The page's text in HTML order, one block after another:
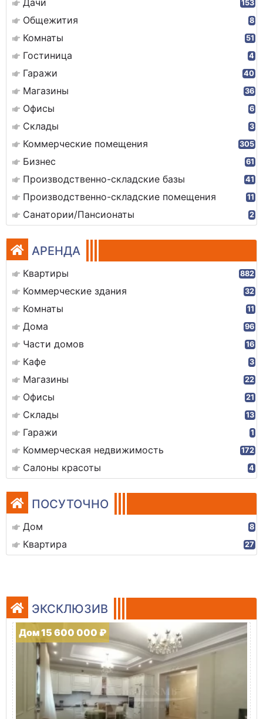
Дачи 153
Общежития 8
Комнаты 51
Гостиница 4
Гаражи 40
Магазины 36
Офисы 6
Склады 3
Коммерческие помещения 305
Бизнес 61
Производственно-складские базы 41
Производственно-складские помещения 11
Санатории/Пансионаты 2
АРЕНДА
Квартиры 882
Коммерческие здания 32
Комнаты 11
Дома 96
Части домов 16
Кафе 3
Магазины 22
Офисы 21
Склады 13
Гаражи 1
Коммерческая недвижимость 172
Салоны красоты 4
ПОСУТОЧНО
Дом 8
Квартира 27
ЭКСКЛЮЗИВ
Дом 15 600 000 ₽